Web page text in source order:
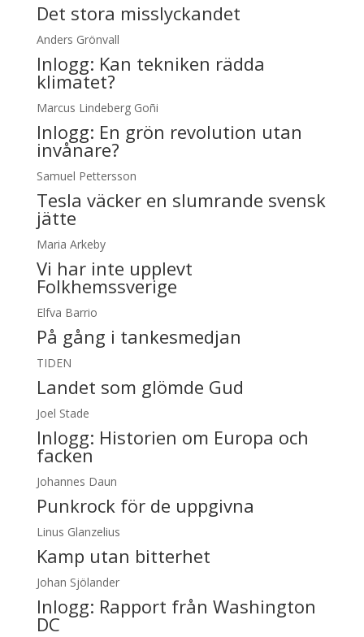
Det stora misslyckandet
Anders Grönvall
Inlogg: Kan tekniken rädda
klimatet?
Marcus Lindeberg Goñi
Inlogg: En grön revolution utan
invånare?
Samuel Pettersson
Tesla väcker en slumrande svensk
jätte
Maria Arkeby
Vi har inte upplevt
Folkhemssverige
Elfva Barrio
På gång i tankesmedjan
TIDEN
Landet som glömde Gud
Joel Stade
Inlogg: Historien om Europa och
facken
Johannes Daun
Punkrock för de uppgivna
Linus Glanzelius
Kamp utan bitterhet
Johan Sjölander
Inlogg: Rapport från Washington
DC